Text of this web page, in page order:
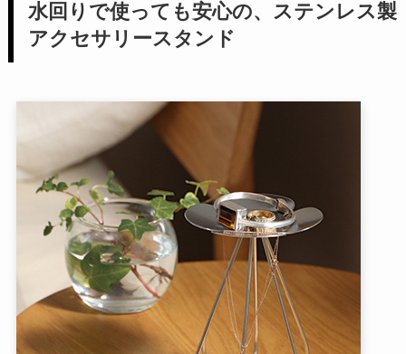
水回りで使っても安心の、ステンレス製
アクセサリースタンド